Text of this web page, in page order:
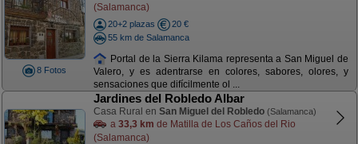
8 Fotos
(Salamanca)
20+2 plazas
20 €
55 km de Salamanca
Portal de la Sierra Kilama representa a San Miguel de
Valero, y es adentrarse en colores, sabores, olores, y
sensaciones que difícilmente ol ...
Jardines del Robledo Albar
Casa Rural en San Miguel del Robledo (Salamanca)
a 33,3 km de Matilla de Los Caños del Rio
(Salamanca)